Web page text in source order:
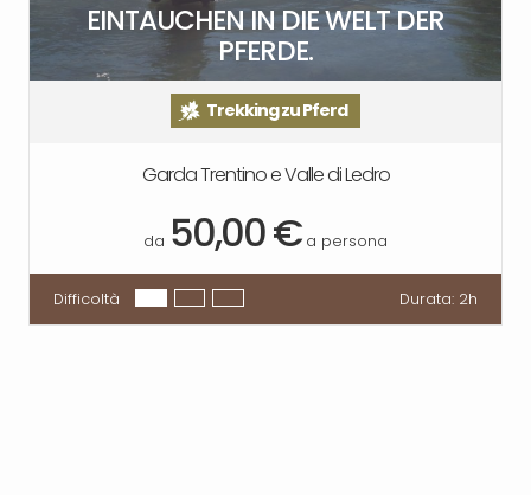
EINTAUCHEN IN DIE WELT DER
PFERDE.
Trekking zu Pferd
Garda Trentino e Valle di Ledro
da 50,00 € a persona
Difficoltà Durata: 2h